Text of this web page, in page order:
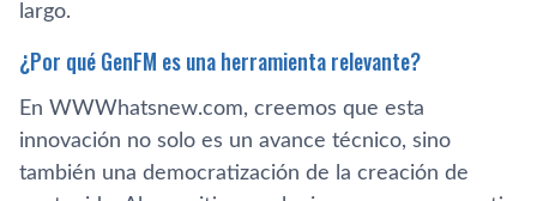
largo.
¿Por qué GenFM es una herramienta relevante?
En WWWhatsnew.com, creemos que esta
innovación no solo es un avance técnico, sino
también una democratización de la creación de